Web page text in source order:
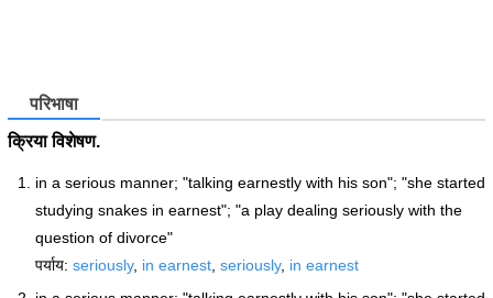
परिभाषा
क्रिया विशेषण.
in a serious manner; "talking earnestly with his son"; "she started
studying snakes in earnest"; "a play dealing seriously with the
question of divorce"
पर्याय: seriously, in earnest, seriously, in earnest